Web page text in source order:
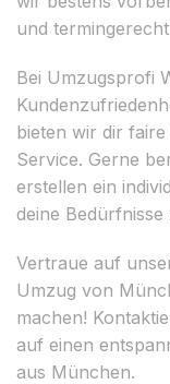
und
Bei Umzugsprofi
bieten wir dir
Service. Gerne
erstellen ein
deine
Vertraue auf
Umzug von
machen!
auf einen
aus München.